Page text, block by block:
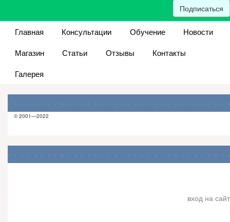
Подписаться
Главная Консультации Обучение
Новости
Магазин
Статьи Отзывы
Контакты
Галерея
© 2001—2022
вход на сайт